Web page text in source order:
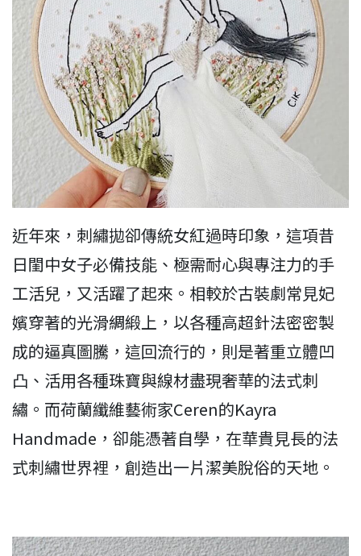
近年來，刺繡拋卻傳統女紅過時印象，這項昔
日閨中女子必備技能、極需耐心與專注力的手
工活兒，又活躍了起來。相較於古裝劇常見妃
嬪穿著的光滑綢緞上，以各種高超針法密密製
成的逼真圖騰，這回流行的，則是著重立體凹
凸、活用各種珠寶與線材盡現奢華的法式刺
繡。而荷蘭纖維藝術家Ceren的Kayra
Handmade，卻能憑著自學，在華貴見長的法
式刺繡世界裡，創造出一片潔美脫俗的天地。